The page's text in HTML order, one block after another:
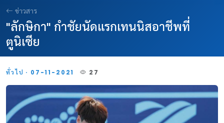
ข่าวสาร
"ลักษิกา" กำชัยนัดแรกเทนนิสอาชีพที่
ตูนิเซีย
ทั่วไป · 07-11-2021 27